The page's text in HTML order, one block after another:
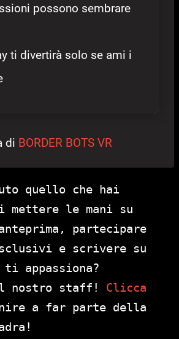
possono sembrare
ti divertirà solo se ami i
di BORDER BOTS VR
quello che hai
mettere le mani su
partecipare
e scrivere su
appassiona?
nostro staff! Clicca
a far parte della